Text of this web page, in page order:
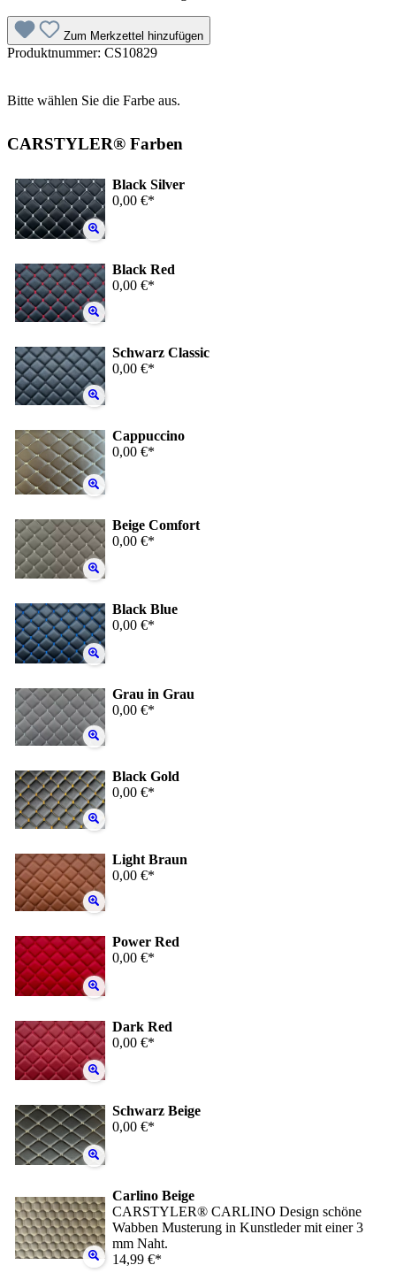
Zum Merkzettel hinzufügen
Produktnummer: CS10829
Bitte wählen Sie die Farbe aus.
CARSTYLER® Farben
Black Silver
0,00 €*
Black Red
0,00 €*
Schwarz Classic
0,00 €*
Cappuccino
0,00 €*
Beige Comfort
0,00 €*
Black Blue
0,00 €*
Grau in Grau
0,00 €*
Black Gold
0,00 €*
Light Braun
0,00 €*
Power Red
0,00 €*
Dark Red
0,00 €*
Schwarz Beige
0,00 €*
Carlino Beige
CARSTYLER® CARLINO Design schöne
Wabben Musterung in Kunstleder mit einer 3
mm Naht.
14,99 €*